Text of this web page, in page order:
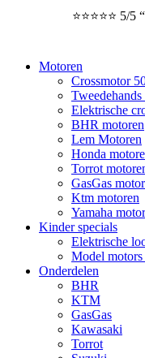
⭐⭐⭐⭐⭐ 5/5
Motoren
Crossmotor
Elektrische
BHR motoren
Lem Motoren
Honda
Torrot
GasGas
Ktm motoren
Yamaha
Kinder specials
Elektrische
Model motors
Onderdelen
BHR
KTM
GasGas
Kawasaki
Torrot